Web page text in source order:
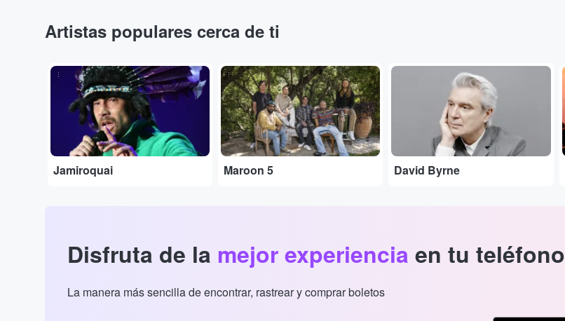
Artistas populares cerca de ti
...
Jamiroquai
...
Maroon 5
...
David Byrne
Disfruta de la mejor experiencia en tu teléfono
La manera más sencilla de encontrar, rastrear y comprar boletos